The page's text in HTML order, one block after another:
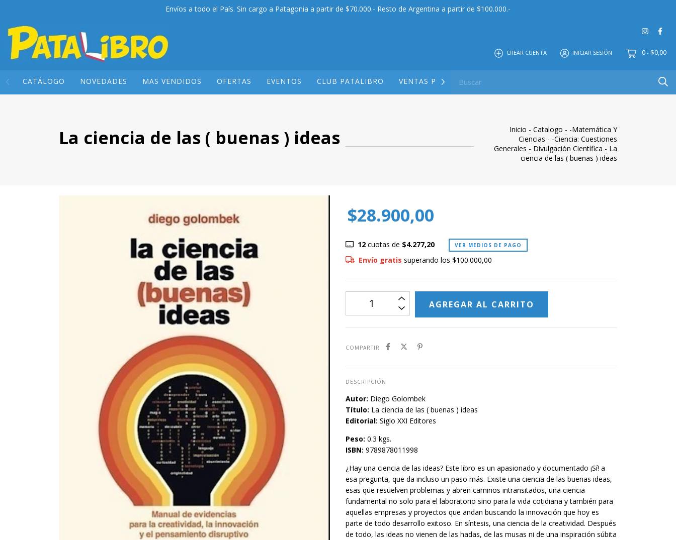
Envíos a todo el País. Sin cargo a Patagonia a partir de $70.000.- Resto de Argentina a partir de $100.000.-
CREAR CUENTA INICIAR SESIÓN 0 - $0,00
CATÁLOGO NOVEDADES MAS VENDIDOS OFERTAS EVENTOS CLUB PATALIBRO VENTAS POR MAYOR
La ciencia de las ( buenas ) ideas Inicio - Catalogo - -Matemática Y
Ciencias - -Ciencia: Cuestiones
Generales - Divulgación Científica - La
ciencia de las ( buenas ) ideas
$28.900,00
12cuotas de $4.277,20 VER MEDIOS DE PAGO
Envío gratis superando los $100.000,00
COMPARTIR
DESCRIPCIÓN
Autor: Diego Golombek
Título: La ciencia de las ( buenas ) ideas
Editorial: Siglo XXI Editores
Peso: 0.3 kgs.
ISBN: 9789878011998
¿Hay una ciencia de las ideas? Este libro es un apasionado y documentado ¡Sí! a
esa pregunta, que da incluso un paso más. Existe una ciencia de las buenas ideas,
esas que resuelven problemas y abren caminos intransitados, una ciencia
fundamental no solo para el laboratorio sino para la vida cotidiana y también para
aquellas empresas y proyectos que andan buscando la innovación que hoy es
parte de todo desarrollo exitoso. En síntesis, una ciencia de la creatividad. Después
de todo, las ideas no vienen de las hadas, de las musas ni de una inspiración súbita